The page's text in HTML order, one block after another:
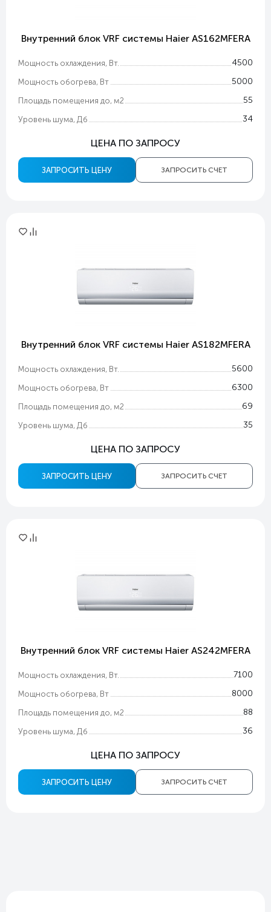
Внутренний блок VRF системы Haier AS162MFERA
Мощность охлаждения, Вт. 4500
Мощность обогрева, Вт 5000
Площадь помещения до, м2 55
Уровень шума, Дб 34
ЦЕНА ПО ЗАПРОСУ
ЗАПРОСИТЬ СЧЕТ
ЗАПРОСИТЬ ЦЕНУ
Внутренний блок VRF системы Haier AS182MFERA
Мощность охлаждения, Вт. 5600
Мощность обогрева, Вт 6300
Площадь помещения до, м2 69
Уровень шума, Дб 35
ЦЕНА ПО ЗАПРОСУ
ЗАПРОСИТЬ СЧЕТ
ЗАПРОСИТЬ ЦЕНУ
Внутренний блок VRF системы Haier AS242MFERA
Мощность охлаждения, Вт. 7100
Мощность обогрева, Вт 8000
Площадь помещения до, м2 88
Уровень шума, Дб 36
ЦЕНА ПО ЗАПРОСУ
ЗАПРОСИТЬ СЧЕТ
ЗАПРОСИТЬ ЦЕНУ